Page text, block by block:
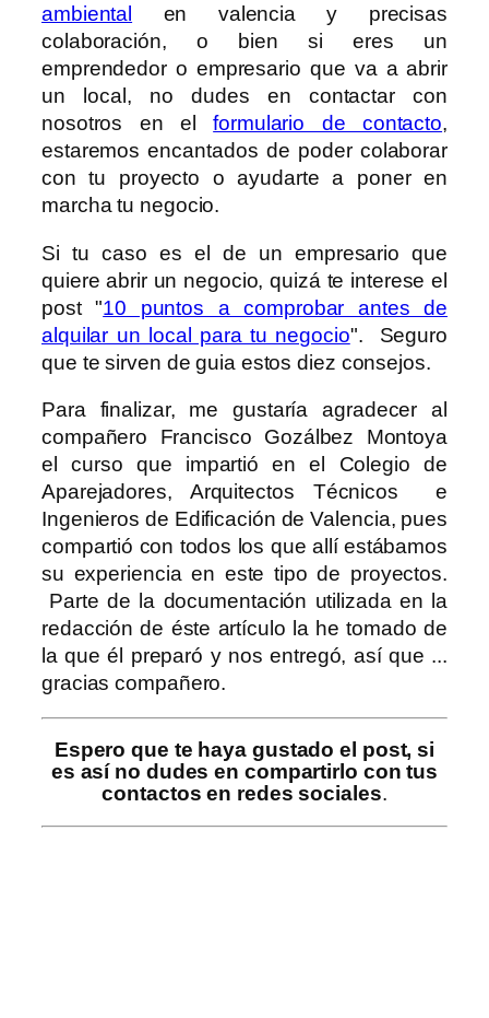
ambiental
en valencia y precisas
colaboración, o bien si eres un
emprendedor o empresario que va a abrir
un local, no dudes en contactar con
nosotros en elformulario de contacto,
estaremos encantados de poder colaborar
con tu proyecto o ayudarte a poner en
marcha tu negocio.
Si tu caso es el de un empresario que
quiere abrir un negocio, quizá te interese el
post "10 puntos a comprobar antes de
alquilar un local para tu negocio". Seguro
que te sirven de guia estos diez consejos.
Para finalizar, me gustaría agradecer al
compañero Francisco Gozálbez Montoya
el curso que impartió en el Colegio de
Aparejadores, Arquitectos Técnicos e
Ingenieros de Edificación de Valencia, pues
compartió con todos los que allí estábamos
su experiencia en este tipo de proyectos.
Parte de la documentación utilizada en la
redacción de éste artículo la he tomado de
la que él preparó y nos entregó, así que ...
gracias compañero.
Espero que te haya gustado el post, si
es así no dudes en compartirlo con tus
contactos en redes sociales.